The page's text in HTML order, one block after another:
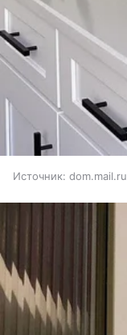
Источник: dom.mail.ru